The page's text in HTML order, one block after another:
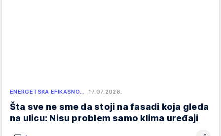
ENERGETSKA EFIKASNO… 17.07.2026.
Šta sve ne sme da stoji na fasadi koja gleda
na ulicu: Nisu problem samo klima uređaji